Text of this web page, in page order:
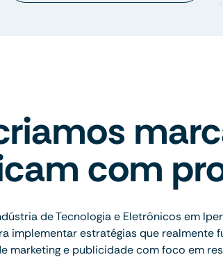
com
de Tecnologia e Eletrônicos em
implementar estratégias que realmente
marketing e publicidade com foco em